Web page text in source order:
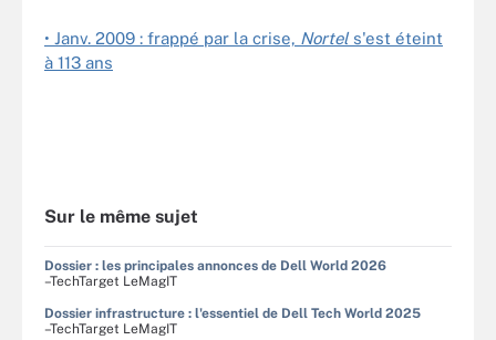
• Janv. 2009 : frappé par la crise, Nortels'est éteint
à 113 ans
Sur le même sujet
Dossier : les principales annonces de Dell World 2026
–TechTarget LeMagIT
Dossier infrastructure : l'essentiel de Dell Tech World 2025
–TechTarget LeMagIT